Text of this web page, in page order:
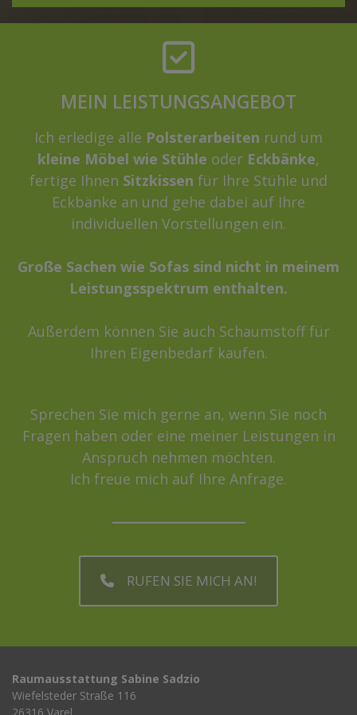
MEIN LEISTUNGSANGEBOT
Ich erledige alle Polsterarbeiten rund um
kleine Möbel wie Stühle oder Eckbänke,
fertige Ihnen Sitzkissen für Ihre Stühle und
Eckbänke an und gehe dabei auf Ihre
individuellen Vorstellungen ein.
Große Sachen wie Sofas sind nicht in meinem
Leistungsspektrum enthalten.
Außerdem können Sie auch Schaumstoff für
Ihren Eigenbedarf kaufen.
Sprechen Sie mich gerne an, wenn Sie noch
Fragen haben oder eine meiner Leistungen in
Anspruch nehmen möchten.
Ich freue mich auf Ihre Anfrage.
RUFEN SIE MICH AN!
Raumausstattung Sabine Sadzio
Wiefelsteder Straße 116